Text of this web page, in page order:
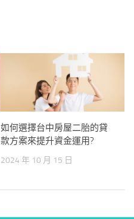
如何選擇台中房屋二胎的貸
款方案來提升資金運用?
2024 年 10 月 15 日